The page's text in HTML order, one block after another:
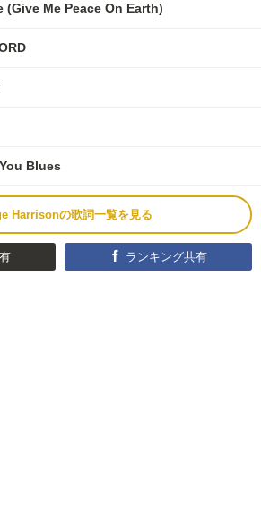
(Give Me Peace On Earth)
Blues
Harrisonの歌詞一覧を見る
ランキング共有